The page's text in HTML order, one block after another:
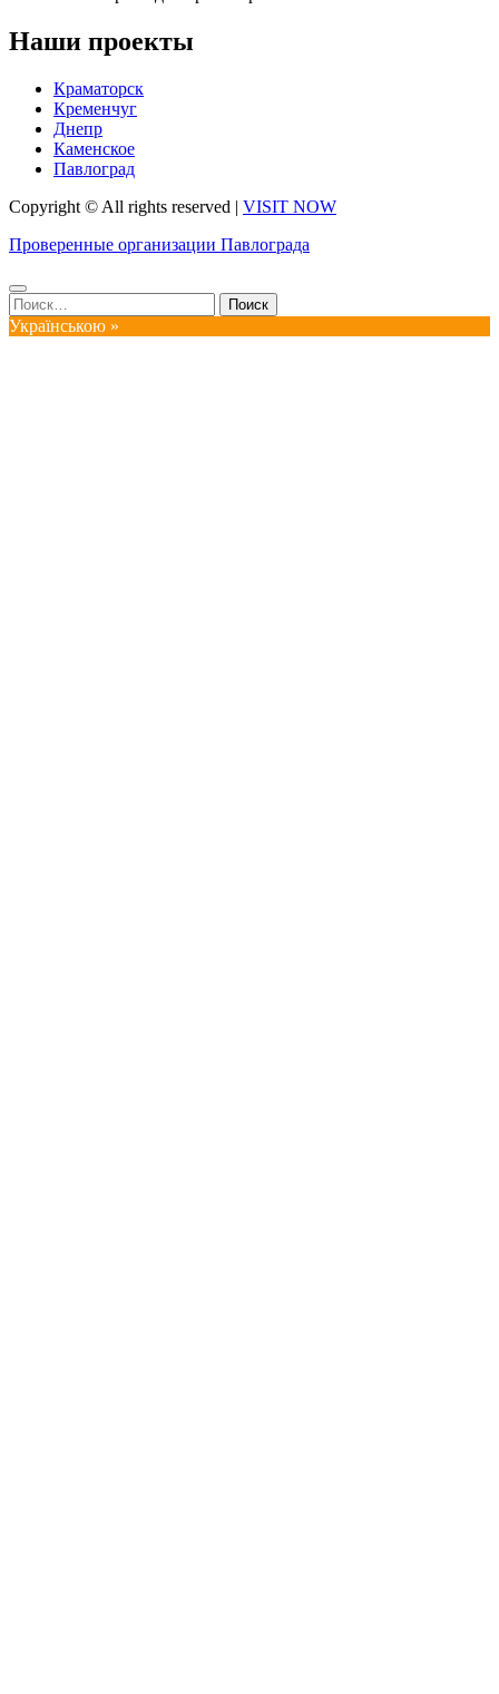
Наши проекты
Краматорск
Кременчуг
Днепр
Каменское
Павлоград
Copyright © All rights reserved | VISIT NOW
Проверенные организации Павлограда
Найти:
Українською »